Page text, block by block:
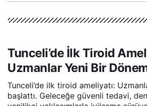
Tunceli’de İlk Tiroid
Uzmanlar Yeni Bir
Tunceli’de ilk tiroid ameliyatı:
başlattı. Geleceğe güvenli tedavi,